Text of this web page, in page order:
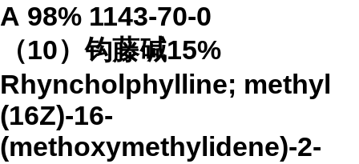
A 98% 1143-70-0
（10）钩藤碱15%
Rhyncholphylline; methyl
(16Z)-16-
(methoxymethylidene)-2-